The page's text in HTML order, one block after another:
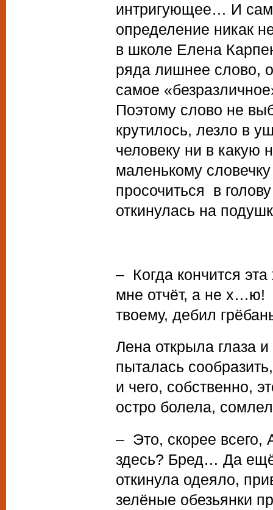
интригующее… И
определение никак
в школе Елена
ряда лишнее слово,
самое
Поэтому слово не
крутилось, лезло в
человеку ни в какую
маленькому
просочиться в
откинулась на
– Когда кончится
мне отчёт, а не х…ю!
твоему, дебил
Лена открыла глаза
пыталась
и чего, собственно,
остро болела,
– Это, скорее всего,
здесь? Бред… Да
откинула одеяло,
зелёные обезьянки